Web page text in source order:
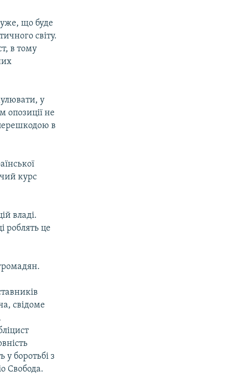
що буде
світу.
в тому
у
опозиції не
в
курс
владі.
роблять це
свідоме
боротьбі з
Свобода.